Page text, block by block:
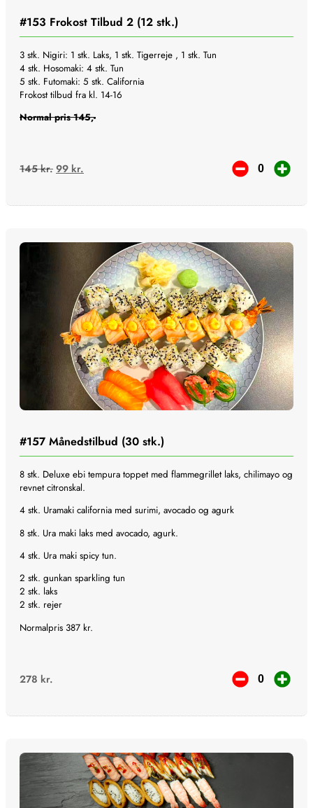
r
1
4
5
k
r
r
.
#153 Frokost Tilbud 2 (12 stk.)
3 stk. Nigiri: 1 stk. Laks, 1 stk. Tigerreje , 1 stk. Tun
4 stk. Hosomaki: 4 stk. Tun
5 stk. Futomaki: 5 stk. California
Frokost tilbud fra kl. 14-16
Normal pris 145,-
145kr. D
o
g
a
r
1
4
k
.
.
99 kr.
a
l
l
e
p
r
i
s
e
r
r
.
.
#157 Månedstilbud (30 stk.)
8 stk. Deluxe ebi tempura toppet med flammegrillet laks, chilimayo og
revnet citronskal.
4 stk. Uramaki california med surimi, avocado og agurk
8 stk. Ura maki laks med avocado, agurk.
4 stk. Ura maki spicy tun.
2 stk. gunkan sparkling tun
2 stk. laks
2 stk. rejer
Normalpris 387 kr.
278 kr.